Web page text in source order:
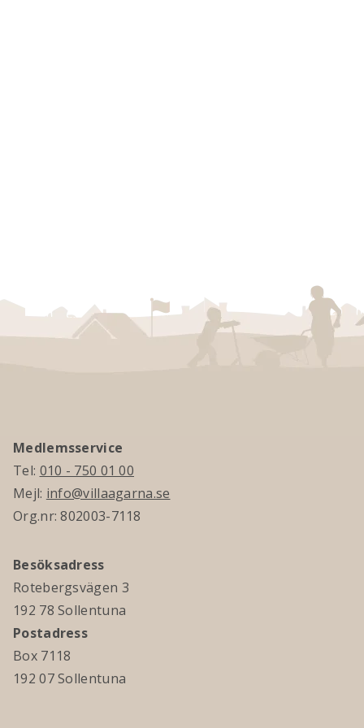
Medlemsservice
Tel: 010 - 750 01 00
Mejl: info@villaagarna.se
Org.nr: 802003-7118
Besöksadress
Rotebergsvägen 3
192 78 Sollentuna
Postadress
Box 7118
192 07 Sollentuna